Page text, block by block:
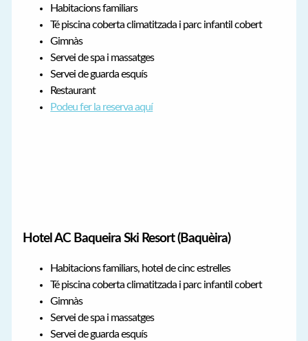
Habitacions familiars
Té piscina coberta climatitzada i parc infantil cobert
Gimnàs
Servei de spa i massatges
Servei de guarda esquís
Restaurant
Podeu fer la reserva aquí
Hotel AC Baqueira Ski Resort (Baquèira)
Habitacions familiars, hotel de cinc estrelles
Té piscina coberta climatitzada i parc infantil cobert
Gimnàs
Servei de spa i massatges
Servei de guarda esquís